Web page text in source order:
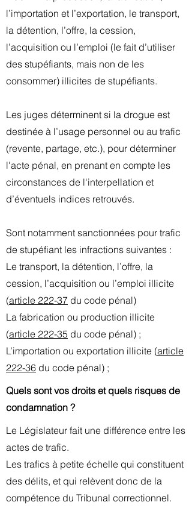
l’importation et l’exportation, le transport,
la détention, l’offre, la cession,
l’acquisition ou l’emploi (le fait d’utiliser
des stupéfiants, mais non de les
consommer) illicites de stupéfiants.
Les juges déterminent si la drogue est
destinée à l’usage personnel ou au trafic
(revente, partage, etc.), pour déterminer
l'acte pénal, en prenant en compte les
circonstances de l'interpellation et
d’éventuels indices retrouvés.
Sont notamment sanctionnées pour trafic
de stupéfiant les infractions suivantes :
Le transport, la détention, l’offre, la
cession, l’acquisition ou l’emploi illicite
(article 222-37 du code pénal)
La fabrication ou production illicite
(article 222-35 du code pénal) ;
L’importation ou exportation illicite (article
222-36 du code pénal) ;
Quels sont vos droits et quels risques de
condamnation ?
Le Législateur fait une différence entre les
actes de trafic.
Les trafics à petite échelle qui constituent
des délits, et qui relèvent donc de la
compétence du Tribunal correctionnel.